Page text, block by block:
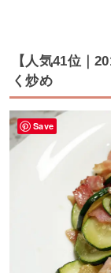
【人気41位｜
く炒め
Save